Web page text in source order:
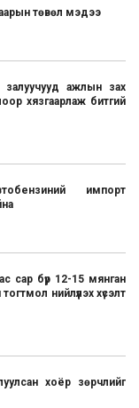
төвөл мэдээ
ажлын зах
хязгаарлаж битгий
импорт
сар бүр 12-15 мянган
нийлүүлэх хүсэлт
хоёр зөрчлийг